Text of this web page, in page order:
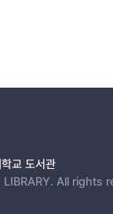
교 도서관
All rights